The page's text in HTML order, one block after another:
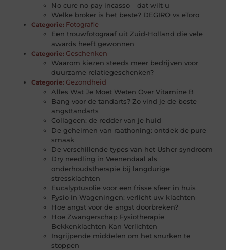
No cure no pay incasso – dat wilt u
Welke broker is het beste? DEGIRO vs eToro
Categorie: Fotografie
Een trouwfotograaf uit Zuid-Holland die vele
awards heeft gewonnen
Categorie: Geschenken
Waarom kiezen steeds meer bedrijven voor
duurzame relatiegeschenken?
Categorie: Gezondheid
Alles Wat Je Moet Weten Over Vitamine B
Bang voor de tandarts? Zo vind je de beste
angsttandarts
Collageen: de redder van je huid
De geheimen van raathoning: ontdek de pure
smaak
De verschillende types van het Usher syndroom
Dry needling in Veenendaal als
onderhoudstherapie bij langdurige
stressklachten
Eucalyptusolie voor een frisse sfeer in huis
Fysio in Wageningen: verlicht uw klachten
Hoe angst voor de angst doorbreken?
Hoe Zwangerschap Fysiotherapie
Bekkenklachten Kan Verlichten
Ingrijpende middelen om het snurken te
stoppen